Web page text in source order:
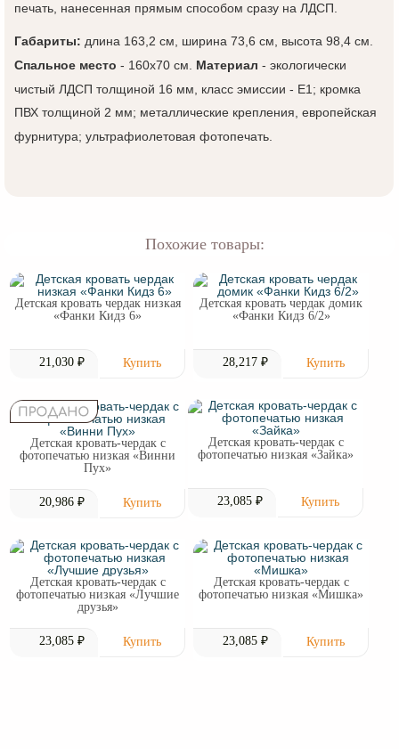
печать, нанесенная прямым способом сразу на ЛДСП.
Габариты: длина 163,2 см, ширина 73,6 см, высота 98,4 см.
Спальное место - 160х70 см. Материал - экологически
чистый ЛДСП толщиной 16 мм, класс эмиссии - Е1; кромка
ПВХ толщиной 2 мм; металлические крепления, европейская
фурнитура; ультрафиолетовая фотопечать.
Похожие товары:
Детская кровать чердак низкая
«Фанки Кидз 6»
21,030 ₽
Детская кровать чердак домик
«Фанки Кидз 6/2»
28,217 ₽
Детская кровать-чердак с
фотопечатью низкая «Винни
Пух»
20,986 ₽
Детская кровать-чердак с
фотопечатью низкая «Зайка»
23,085 ₽
Детская кровать-чердак с
фотопечатью низкая «Лучшие
друзья»
23,085 ₽
Детская кровать-чердак с
фотопечатью низкая «Мишка»
23,085 ₽